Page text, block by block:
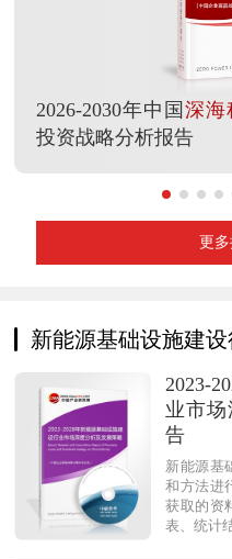
2026-2030年中国 深海
投资战略分析报告
更
新能源基础设施建
2023-
业市
告
新能源基
和方法进
获取的资
表、统计